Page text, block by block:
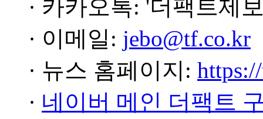
· 카카오톡: '더팩트제
· 이메일: jebo@tf.co.kr
· 뉴스 홈페이지:
· 네이버 메인 더팩트